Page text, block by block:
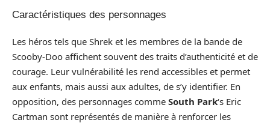
Caractéristiques des personnages
Les héros tels que Shrek et les membres de la bande de
Scooby-Doo affichent souvent des traits d’authenticité et de
courage. Leur vulnérabilité les rend accessibles et permet
aux enfants, mais aussi aux adultes, de s’y identifier. En
opposition, des personnages comme South Park‘s Eric
Cartman sont représentés de manière à renforcer les